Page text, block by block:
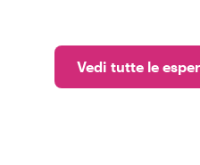
Vedi tutte le